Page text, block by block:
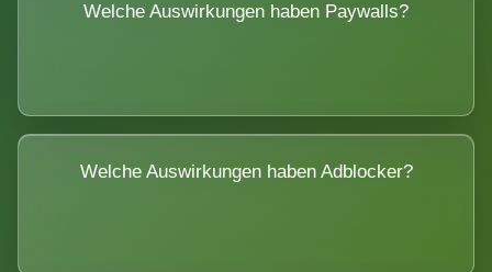
Welche Auswirkungen haben Paywalls?
Welche Auswirkungen haben Adblocker?